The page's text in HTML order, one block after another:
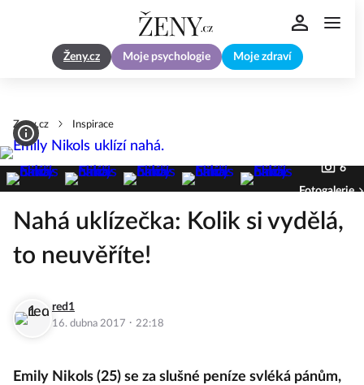
Ženy.cz Moje psychologie Moje zdraví
Zeny.cz Inspirace
6
Fotogalerie
Nahá uklízečka: Kolik si vydělá,
to neuvěříte!
red1
16. dubna 2017 · 22:18
Emily Nikols (25) se za slušné peníze svléká pánům,